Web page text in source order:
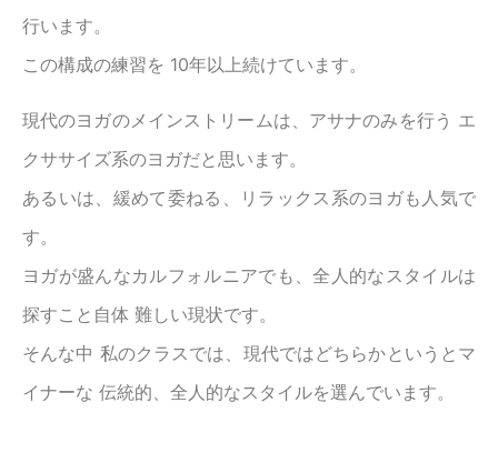
行います。
この構成の練習を 10年以上続けています。
現代のヨガのメインストリームは、アサナのみを行う エ
クササイズ系のヨガだと思います。
あるいは、緩めて委ねる、リラックス系のヨガも人気で
す。
ヨガが盛んなカルフォルニアでも、全人的なスタイルは
探すこと自体 難しい現状です。
そんな中 私のクラスでは、現代ではどちらかというとマ
イナーな 伝統的、全人的なスタイルを選んでいます。